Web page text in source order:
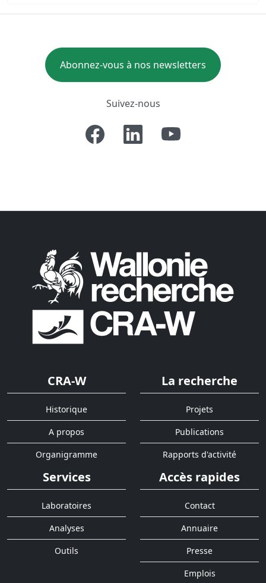
Abonnez-vous à nos newsletters
Suivez-nous
CRA-W
Historique
A propos
Organigramme
La recherche
Projets
Publications
Rapports d'activité
Services
Laboratoires
Analyses
Outils
Accès rapides
Contact
Annuaire
Presse
Emplois